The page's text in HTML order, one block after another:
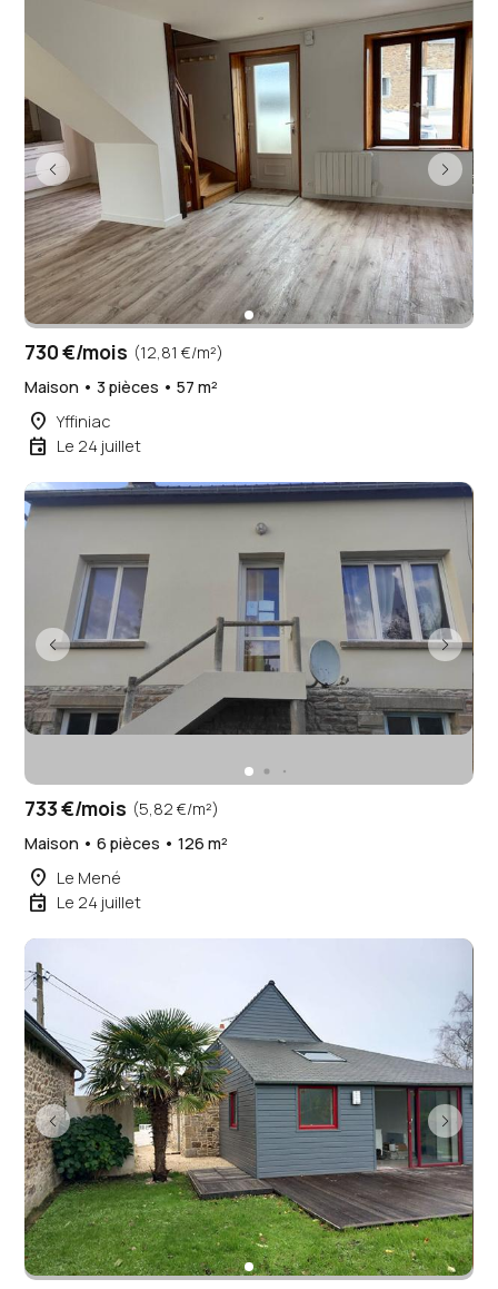
730 €/mois (12,81 €/m²)
Maison • 3 pièces • 57 m²
place Yffiniac
event Le 24 juillet
733 €/mois (5,82 €/m²)
Maison • 6 pièces • 126 m²
place Le Mené
event Le 24 juillet